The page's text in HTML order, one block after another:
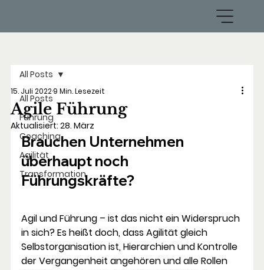
All Posts
Führung
Coaching
Agilität
Transformation
All Posts
Agile Führung
15. Juli 20229 Min. Lesezeit
Aktualisiert: 28. März
Brauchen Unternehmen
überhaupt noch
Führungskräfte?
Agil und Führung – ist das nicht ein Widerspruch
in sich? Es heißt doch, dass Agilität gleich
Selbstorganisation ist, Hierarchien und Kontrolle
der Vergangenheit angehören und alle Rollen